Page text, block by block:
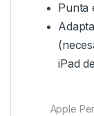
Punta
iPad
Apple